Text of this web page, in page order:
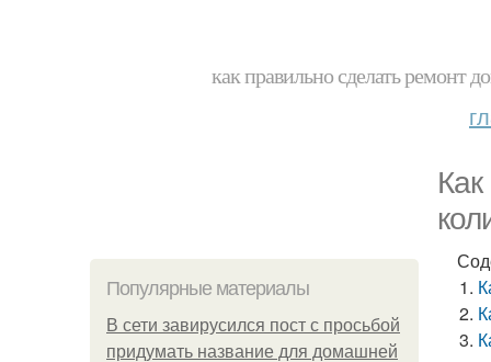
как правильно сделать ремонт
Популярные материалы
В сети завирусился пост с просьбой
придумать название для домашней